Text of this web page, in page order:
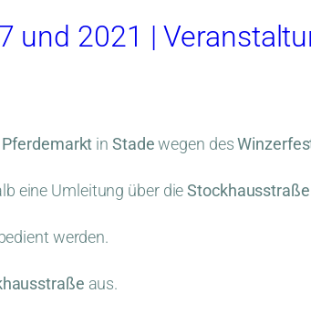
und 2021 |
Pferdemarkt in Stadewegen des
eine Umleitung über dieStockhausstraße
werden.
aus.